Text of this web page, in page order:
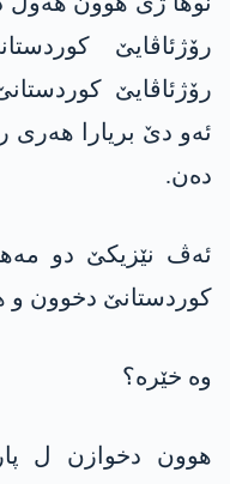
رۆژئاڤایێ
رۆژئاڤایێ
ئەو دێ بریارا
دەن.
ئەڤ نێزیکێ دو
کوردستانێ دخوون و
وە خێرە؟
ھوون دخوازن ل